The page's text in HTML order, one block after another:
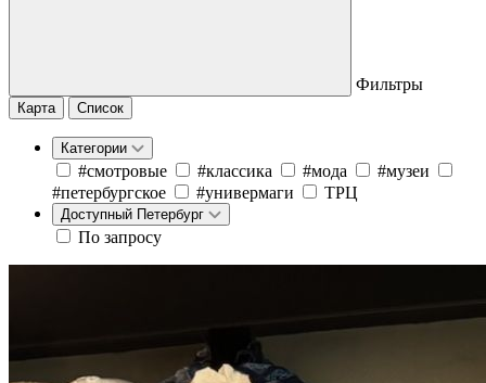
Фильтры
Карта Список
Категории
#cмотровые #классика #мода
#музеи
#петербургское
#универмаги ТРЦ
Доступный Петербург
По запросу